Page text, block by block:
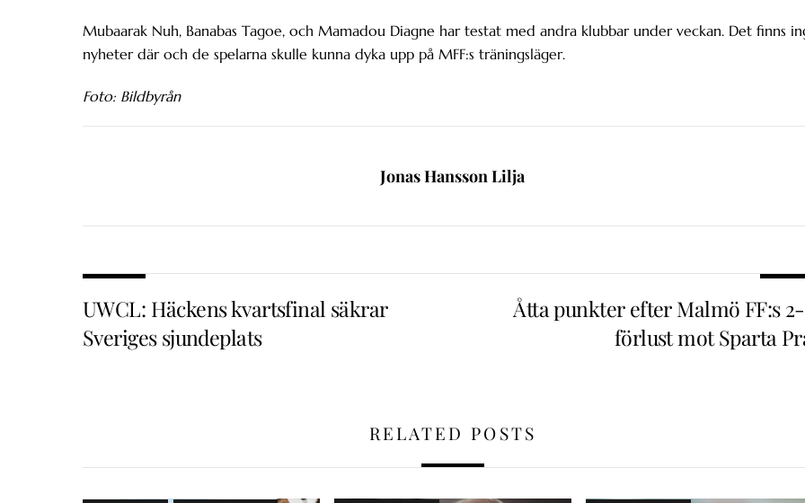
Mubaarak Nuh, Banabas Tagoe, och Mamadou Diagne har testat med andra klubbar under veckan. Det finns
nyheter där och de spelarna skulle kunna dyka upp på MFF:s träningsläger.
Foto: Bildbyrån
Jonas Hansson Lilja
UWCL: Häckens kvartsfinal säkrar
Sveriges sjundeplats
Åtta punkter efter Malmö FF:s
förlust mot Sparta
RELATED POSTS